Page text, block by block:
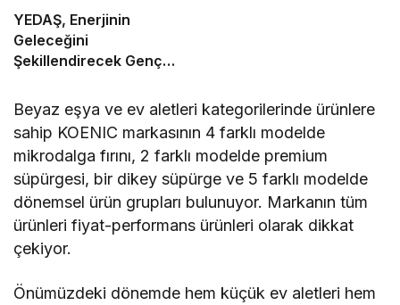
YEDAŞ, Enerjinin
Geleceğini
Şekillendirecek Genç
Beyaz eşya ve ev aletleri kategorilerinde ürünlere
sahip KOENIC markasının 4 farklı modelde
mikrodalga fırını, 2 farklı modelde premium
süpürgesi, bir dikey süpürge ve 5 farklı modelde
dönemsel ürün grupları bulunuyor. Markanın tüm
ürünleri fiyat-performans ürünleri olarak dikkat
çekiyor.
Önümüzdeki dönemde hem küçük ev aletleri hem